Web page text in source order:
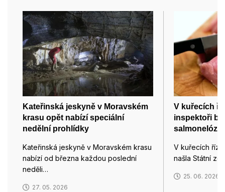
Kateřinská jeskyně v Moravském
krasu opět nabízí speciální
nedělní prohlídky
Kateřinská jeskyně v Moravském krasu
nabízí od března každou poslední
neděli…
27. 05. 2026
V kuřecích
inspektoři
salmonelózu
V kuřecích
našla Státní
25. 06. 2026